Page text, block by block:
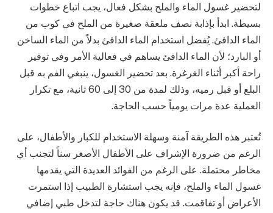
لتحضير غسول الماء والملح بشكل فعال، يجب اتباع خطوات
بسيطة. ابدأ بإذابة نصف ملعقة صغيرة من الملح في كوب من
الماء الدافئ. يُفضل استخدام الماء الدافئ بدلاً من الماء الساخن
أو البارد؛ لأن الماء الدافئ يساهم في فعالية الأمر وفي توفير
راحة أكبر أثناء الغرغرة. بعد تحضير الغسول، ينبغي الفم به قبل
البلع أو قبل رميه، وذلك لمدة من 30 إلى 60 ثانية، مع تكرار
العملية عدة مرات يومياً حسب الحاجة.
تُعتبر هذه الطريقة آمنة وسهلة الاستخدام للكبار والأطفال، على
الرغم من ضرورة الإشراف على الأطفال الأصغر سناً لتجنب أي
مخاطر محتملة. على الرغم من الفوائد العديدة التي يقدمها
غسول الماء والملح، فإنه يجب استشارة الطبيب إذا استمرت
الأعراض أو تفاقمت. قد يكون هناك حاجة لتدخل طبي إضافي